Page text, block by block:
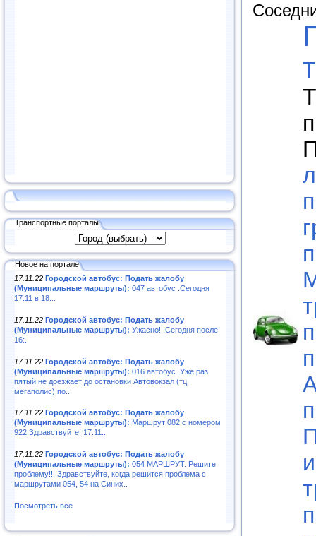
Транспортные порталы
Новое на портале
17.11.22 Городской автобус: Подать жалобу
(Муниципальные маршруты): 047 автобус .Сегодня
17.11 в 18...
17.11.22 Городской автобус: Подать жалобу
(Муниципальные маршруты): Ужасно! .Сегодня после
16:..
17.11.22 Городской автобус: Подать жалобу
(Муниципальные маршруты): 016 автобус .Уже раз
пятый не доезжает до остановки Автовокзал (тц
мегаполис),по..
17.11.22 Городской автобус: Подать жалобу
(Муниципальные маршруты): Маршрут 082 с номером
922.Здравствуйте! 17.11...
17.11.22 Городской автобус: Подать жалобу
(Муниципальные маршруты): 054 МАРШРУТ. Решите
проблему!!!.Здравствуйте, когда решится проблема с
маршрутами 054, 54 на Синих..
Посмотреть все